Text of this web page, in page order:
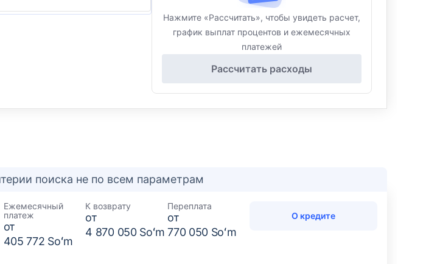
Нажмите «Рассчитать», чтобы увидеть расчет,
график выплат процентов и ежемесячных
платежей
Рассчитать расходы
поиска не по всем параметрам
Ежемесячный
платеж
от
405 772 Soʻm
К возврату
от
4 870 050 Soʻm
Переплата
от
770 050 Soʻm
О кредите